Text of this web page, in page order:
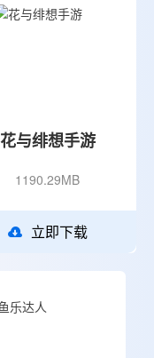
花与绯想手游
1190.29MB
立即下载